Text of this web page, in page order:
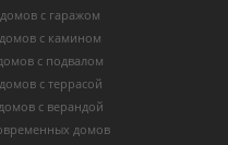
с гаражом
с камином
с подвалом
с террасой
с верандой
домов